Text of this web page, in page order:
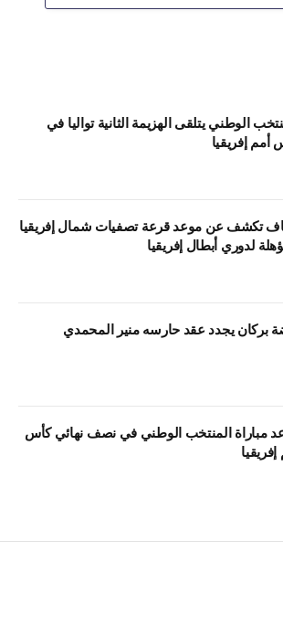
الوطني يتلقى الهزيمة الثانية تواليا في
أمم إفريقيا
تكشف عن موعد قرعة تصفيات شمال إفريقيا
لدوري أبطال إفريقيا
بركان يجدد عقد حارسه منير المحمدي
مباراة المنتخب الوطني في نصف نهائي كأس